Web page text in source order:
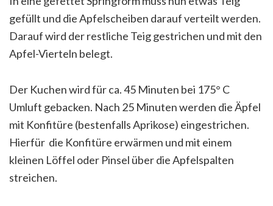
gefüllt und die Apfelscheiben darauf verteilt werden.
Darauf wird der restliche Teig gestrichen und mit den
Apfel-Vierteln belegt.
Der Kuchen wird für ca. 45 Minuten bei 175° C
Umluft gebacken. Nach 25 Minuten werden die Äpfel
mit Konfitüre (bestenfalls Aprikose) eingestrichen.
Hierfür die Konfitüre erwärmen und mit einem
kleinen Löffel oder Pinsel über die Apfelspalten
streichen.